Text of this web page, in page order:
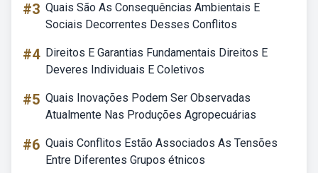
#3 Quais São As Consequências Ambientais E
Sociais Decorrentes Desses Conflitos
#4 Direitos E Garantias Fundamentais Direitos E
Deveres Individuais E Coletivos
#5 Quais Inovações Podem Ser Observadas
Atualmente Nas Produções Agropecuárias
#6 Quais Conflitos Estão Associados As Tensões
Entre Diferentes Grupos étnicos